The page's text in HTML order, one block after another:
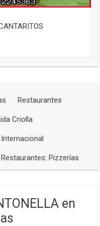
Restaurantes
Criolla
Restaurantes: Pizzerías
en